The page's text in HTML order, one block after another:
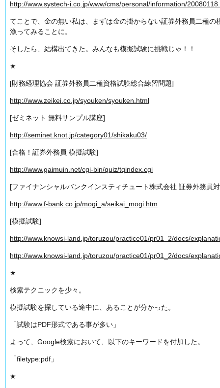
http://www.systech-i.co.jp/www/cms/personal/information/
てことで、金の無い私は、まずは金の掛からない証券外務員二種
漁ってみることに。
そしたら、結構出てきた。みんなも模擬試験に挑戦じゃ！！
★
[財務経理協会 証券外務員二種資格試験総合練習問題]
http://www.zeikei.co.jp/syouken/syouken.html
[ゼミネット 無料サンプル講座]
http://seminet.knot.jp/category01/shikaku03/
[合格！証券外務員 模擬試験]
http://www.gaimuin.net/cgi-bin/quiz/tqindex.cgi
[ファイナンシャルバンクインスティチュート株式会社 証券外務員
http://www.f-bank.co.jp/mogi_a/seikai_mogi.htm
[模擬試験]
http://www.knowsi-land.jp/toruzou/practice01/pr01_2/docs/
http://www.knowsi-land.jp/toruzou/practice01/pr01_2/docs/
★
検索テクニックを少々。
模擬試験を探している途中に、あることが分かった。
「試験はPDF形式である事が多い」
よって、Google検索において、以下のキーワードを付加した。
「filetype:pdf」
★